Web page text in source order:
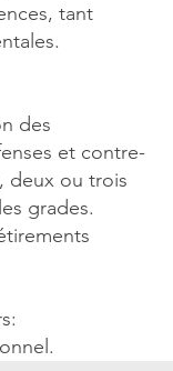
tant
des
et contre-
deux ou trois
grades.